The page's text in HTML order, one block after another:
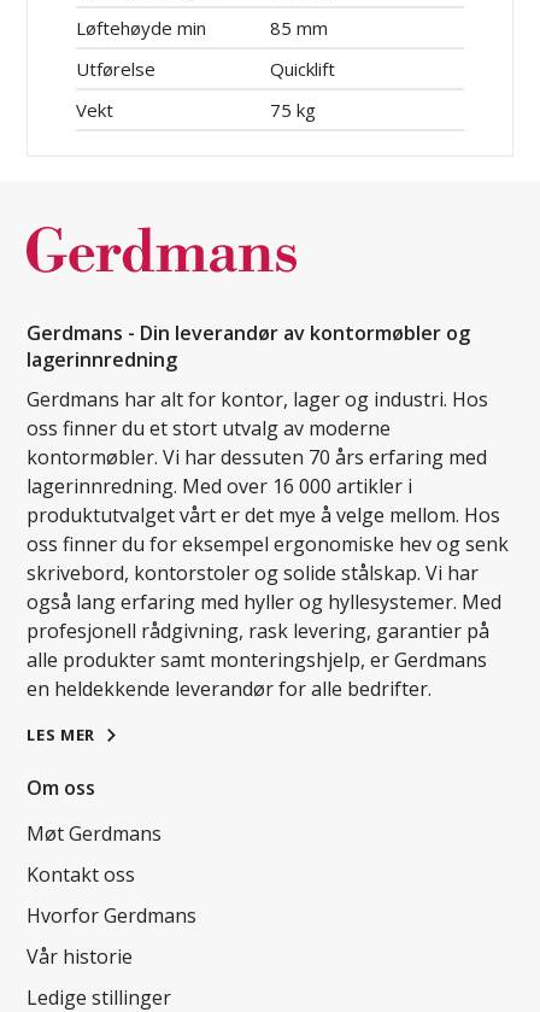
Løftehøyde min
85 mm
Utførelse
Quicklift
Vekt
75 kg
Gerdmans - Din leverandør av kontormøbler og
lagerinnredning
Gerdmans har alt for kontor, lager og industri. Hos
oss finner du et stort utvalg av moderne
kontormøbler. Vi har dessuten 70 års erfaring med
lagerinnredning. Med over 16 000 artikler i
produktutvalget vårt er det mye å velge mellom. Hos
oss finner du for eksempel ergonomiske hev og senk
skrivebord, kontorstoler og solide stålskap. Vi har
også lang erfaring med hyller og hyllesystemer. Med
profesjonell rådgivning, rask levering, garantier på
alle produkter samt monteringshjelp, er Gerdmans
en heldekkende leverandør for alle bedrifter.
LES MER
Om oss
Møt Gerdmans
Kontakt oss
Hvorfor Gerdmans
Vår historie
Ledige stillinger